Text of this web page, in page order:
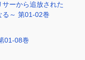
ーから追放された
る～ 第01-02巻
01-08巻